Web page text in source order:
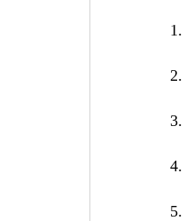
1.
2.
3.
4.
5.